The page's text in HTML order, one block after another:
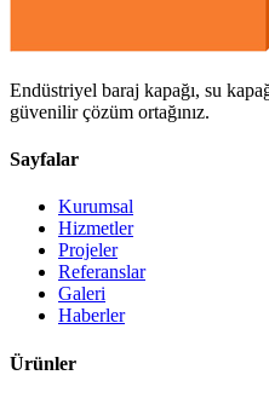
Endüstriyel baraj kapağı, su
güvenilir çözüm ortağınız.
Sayfalar
Kurumsal
Hizmetler
Projeler
Referanslar
Galeri
Haberler
Ürünler